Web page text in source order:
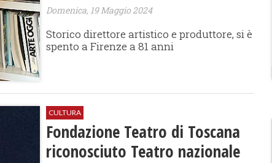
Domenica, 19 Maggio 2024
Storico direttore artistico e produttore, si è
spento a Firenze a 81 anni
CULTURA
Fondazione Teatro di Toscana
riconosciuto Teatro nazionale